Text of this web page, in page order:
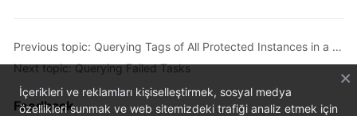
Best
Practices
API
Previous topic: Querying Tags of All Protected Instances in a Specified Project
Next topic: Querying Failed Tasks
Feedback
İçerikleri ve reklamları kişiselleştirmek, sosyal medya
özellikleri sunmak ve web sitemizdeki trafiği analiz etmek için